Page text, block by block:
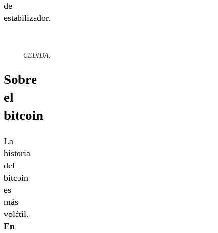
de
estabilizador.
CEDIDA.
Sobre
el
bitcoin
La
historia
del
bitcoin
es
más
volátil.
En